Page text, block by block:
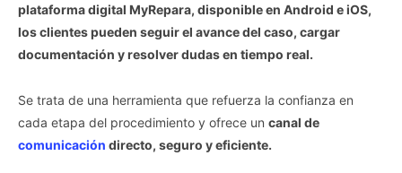
plataforma digital MyRepara, disponible en Android e iOS,
los clientes pueden seguir el avance del caso, cargar
documentación y resolver dudas en tiempo real.
Se trata de una herramienta que refuerza la confianza en
cada etapa del procedimiento y ofrece un canal de
comunicación directo, seguro y eficiente.